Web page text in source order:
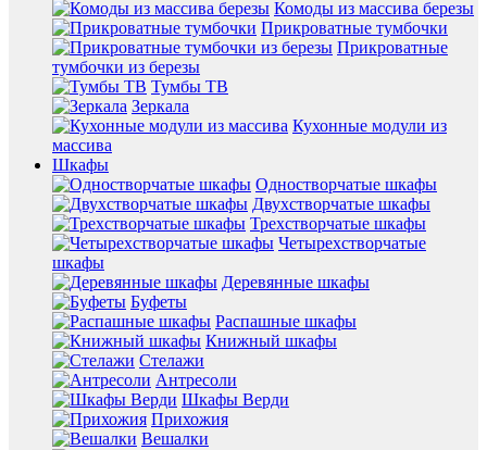
Комоды из массива березы
Прикроватные тумбочки
Прикроватные
тумбочки из березы
Тумбы ТВ
Зеркала
Кухонные модули из
массива
Шкафы
Одностворчатые шкафы
Двухстворчатые шкафы
Трехстворчатые шкафы
Четырехстворчатые
шкафы
Деревянные шкафы
Буфеты
Распашные шкафы
Книжный шкафы
Стелажи
Антресоли
Шкафы Верди
Прихожия
Вешалки